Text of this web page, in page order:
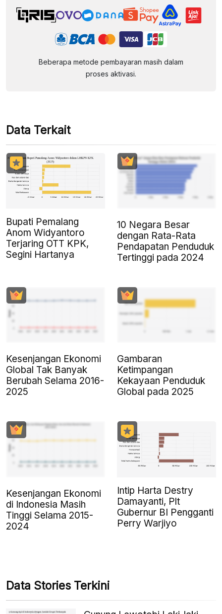
Beberapa metode pembayaran masih dalam
proses aktivasi.
Data Terkait
Bupati Pemalang
Anom Widyantoro
Terjaring OTT KPK,
Segini Hartanya
10 Negara Besar
dengan Rata-Rata
Pendapatan Penduduk
Tertinggi pada 2024
Kesenjangan Ekonomi
Global Tak Banyak
Berubah Selama 2016-
2025
Gambaran
Ketimpangan
Kekayaan Penduduk
Global pada 2025
Kesenjangan Ekonomi
di Indonesia Masih
Tinggi Selama 2015-
2024
Intip Harta Destry
Damayanti, Plt
Gubernur BI Pengganti
Perry Warjiyo
Data Stories Terkini